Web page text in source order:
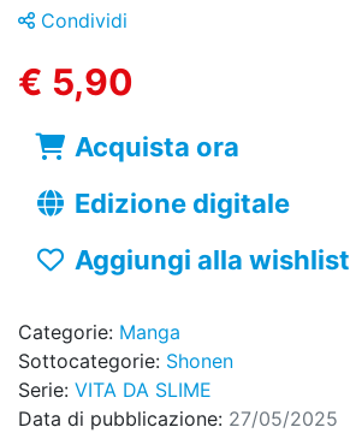
Condividi
€ 5,90
Acquista ora
Edizione digitale
Aggiungi alla wishlist
Categorie: Manga
Sottocategorie: Shonen
Serie: VITA DA SLIME
Data di pubblicazione: 27/05/2025